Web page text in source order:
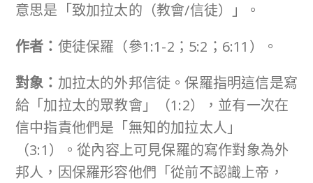
意思是「致加拉太的（教會/信徒）」。
作者： 使徒保羅（參1:1-2；5:2；6:11）。
對象： 加拉太的外邦信徒。保羅指明這信是寫
給「加拉太的眾教會」（1:2），並有一次在
信中指責他們是「無知的加拉太人」
（3:1）。從內容上可見保羅的寫作對象為外
邦人，因保羅形容他們「從前不認識上帝，